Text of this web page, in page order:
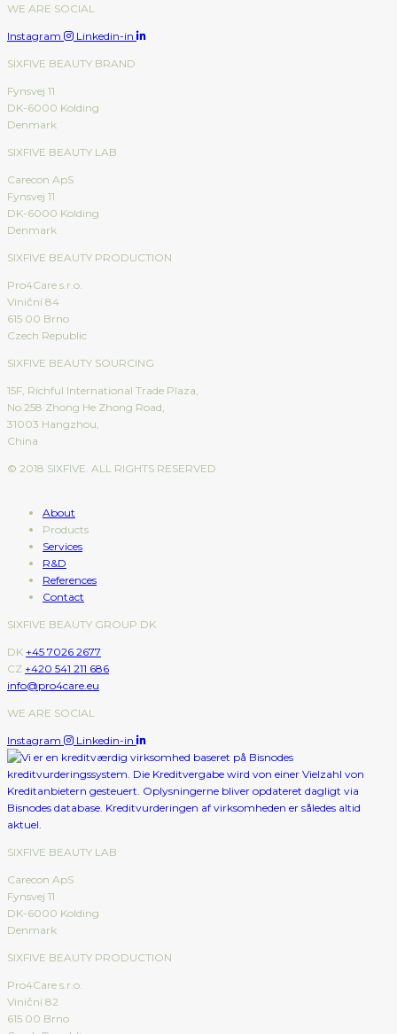
WE ARE SOCIAL
Instagram Linkedin-in
SIXFIVE BEAUTY BRAND
Fynsvej 11
DK-6000 Kolding
Denmark
SIXFIVE BEAUTY LAB
Carecon ApS
Fynsvej 11
DK-6000 Kolding
Denmark
SIXFIVE BEAUTY PRODUCTION
Pro4Care s.r.o.
Viniční 84
615 00 Brno
Czech Republic
SIXFIVE BEAUTY SOURCING
15F, Richful International Trade Plaza,
No.258 Zhong He Zhong Road,
31003 Hangzhou,
China
© 2018 SIXFIVE. ALL RIGHTS RESERVED
About
Products
Services
R&D
References
Contact
SIXFIVE BEAUTY GROUP DK
DK +45 7026 2677
CZ +420 541 211 686
info@pro4care.eu
WE ARE SOCIAL
Instagram Linkedin-in
SIXFIVE BEAUTY LAB
Carecon ApS
Fynsvej 11
DK-6000 Kolding
Denmark
SIXFIVE BEAUTY PRODUCTION
Pro4Care s.r.o.
Viniční 82
615 00 Brno